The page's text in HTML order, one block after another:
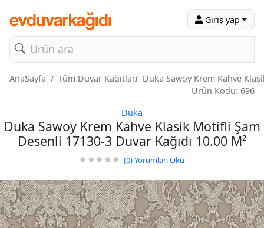
Giriş yap
AnaSayfa Tüm Duvar Kağıtları Duka Sawoy Krem Kahve
Ürün Kodu: 696
Duka
Duka Sawoy Krem Kahve Klasik Motifli Şam
Desenli 17130-3 Duvar Kağıdı 10.00 M²
(0)Yorumları Oku